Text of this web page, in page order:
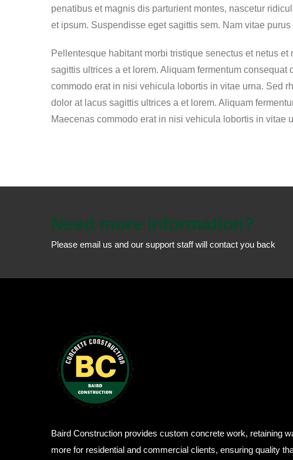
penatibus et magnis dis parturient montes, nascetur
et ipsum. Suspendisse eget sagittis sem. Nam vitae
Pellentesque habitant morbi tristique senectus et netus
sagittis ultrices a et lorem. Aliquam fermentum
commodo erat in nisi vehicula lobortis in vitae urna. Sed
dolor at lacus sagittis ultrices a et lorem. Aliquam
Maecenas commodo erat in nisi vehicula lobortis in
Need more information?
Please email us and our support staff will contact you back
Baird Construction provides custom concrete work, retaining
more for residential and commercial clients, ensuring quality